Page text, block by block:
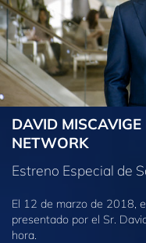
DAVID MISCAVIGE
NETWORK
Estreno Especial de
El 12 de marzo de 2018,
presentado por el Sr.
hora.